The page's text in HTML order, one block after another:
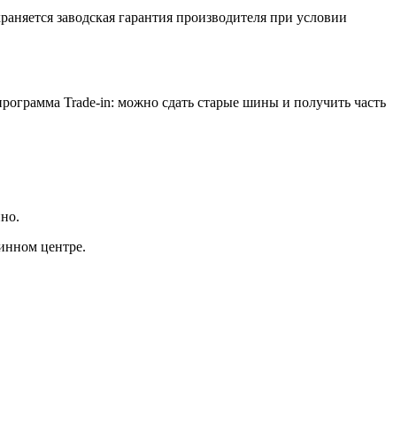
заводская гарантия производителя при условии
Trade-in: можно сдать старые шины и получить часть
центре.